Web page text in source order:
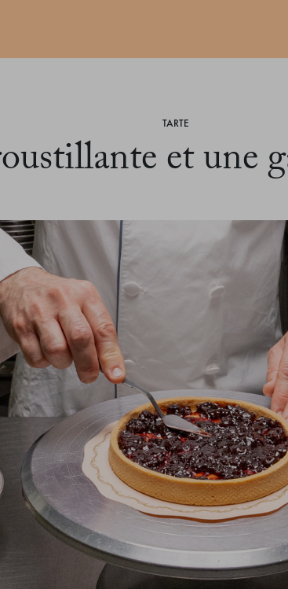
TARTE
et une